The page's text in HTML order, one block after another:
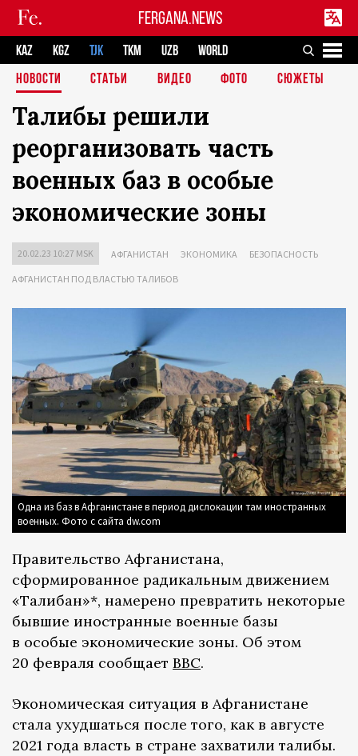
FERGANA.NEWS
KAZ KGZ TJK TKM UZB
WORLD
НОВОСТИ
СТАТЬИ ВИДЕО ФОТО СЮЖЕТЫ
Талибы решили
реорганизовать часть
военных баз в особые
экономические зоны
20.02.23 10:27 MSK АФГАНИСТАН ЭКОНОМИКА БЕЗОПАСНОСТЬ
АФГАНИСТАН ПОД ВЛАСТЬЮ ТАЛИБОВ
Одна из баз в Афганистане в период дислокации там иностранных
военных. Фото с сайта dw.com
Правительство Афганистана,
сформированное радикальным движением
«Талибан»*, намерено превратить некоторые
бывшие иностранные военные базы
в особые экономические зоны. Об этом
20 февраля сообщает ВВС.
Экономическая ситуация в Афганистане
стала ухудшаться после того, как в августе
2021 года власть в стране захватили талибы.